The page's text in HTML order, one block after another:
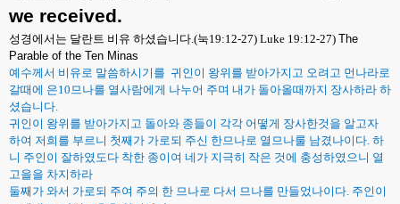
we received.
성경에서는 달란트 비유 하셨습니다.(눅19:12-27) Luke 19:12-27) The
Parable of the Ten Minas
예수께서 비유로 말씀하시기를 귀인이 왕위를 받아가지고 오려고 먼나라로
갈때에 은10므나를 열사람에게 나누어 주며 내가 돌아올때까지 장사하라 하
셨습니다.
귀인이 왕위를 받아가지고 돌아와 종들이 각각 어떻게 장사한것을 알고자
하여 저희를 부르니 첫째가 가로되 주신 한므나로 열므나룰 남겼나이다. 하
니 주인이 잘하였도다 착한 종이여 네가 지극히 작은 것에 충성하였으니 열
고을을 차지하라
둘째가 와서 가로되 주여 주의 한 므나로 다서 므나를 만들었나이다. 주인이